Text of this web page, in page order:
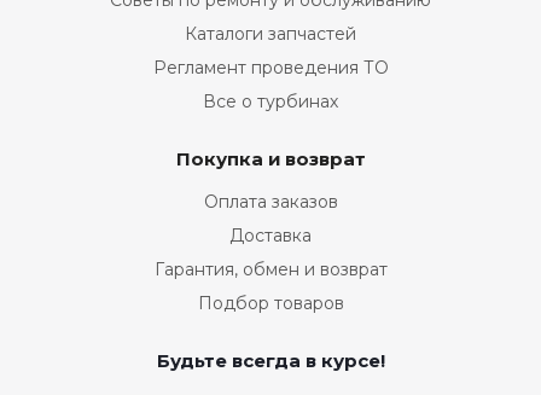
Каталоги запчастей
Регламент проведения ТО
Все о турбинах
Покупка и возврат
Оплата заказов
Доставка
Гарантия, обмен и возврат
Подбор товаров
Будьте всегда в курсе!